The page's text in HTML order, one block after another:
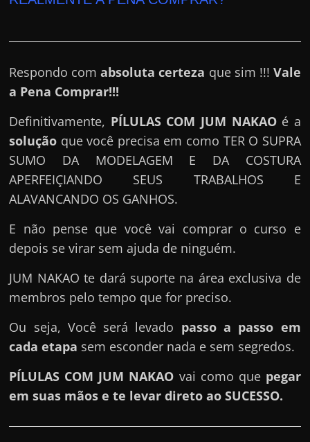
Respondo comabsoluta certeza que sim !!! Vale
a Pena Comprar!!!
Definitivamente, PÍLULAS COM JUM NAKAOé a
solução que você precisa em como TER O SUPRA
SUMO DA MODELAGEM E DA COSTURA
APERFEIÇIANDO SEUS TRABALHOS E
ALAVANCANDO OS GANHOS.
E não pense que você vai comprar o curso e
depois se virar sem ajuda de ninguém.
JUM NAKAO te dará suporte na área exclusiva de
membros pelo tempo que for preciso.
Ou seja, Você será levado passo a passo em
cada etapa sem esconder nada e sem segredos.
PÍLULAS COM JUM NAKAO vai como que pegar
em suas mãos e te levar direto ao SUCESSO.